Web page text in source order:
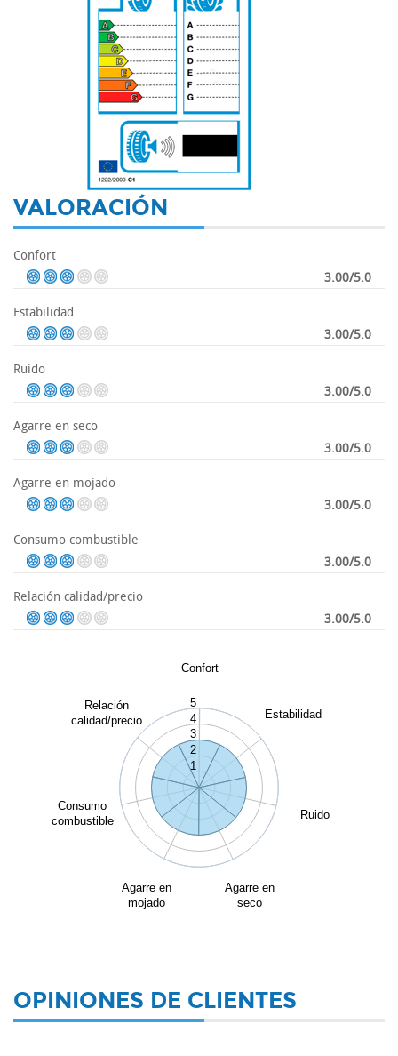
VALORACIÓN
Confort
3.00/5.0
Estabilidad
3.00/5.0
Ruido
3.00/5.0
Agarre en seco
3.00/5.0
Agarre en mojado
3.00/5.0
Consumo combustible
3.00/5.0
Relación calidad/precio
3.00/5.0
Confort
Estabilidad
Ruido
Agarre en
seco
Agarre en
mojado
Consumo
combustible
Relación
calidad/precio
1
2
3
4
5
OPINIONES DE CLIENTES